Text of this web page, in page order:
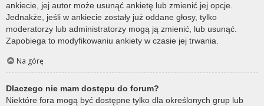
ankiecie, jej autor może usunąć ankietę lub zmienić jej opcje.
Jednakże, jeśli w ankiecie zostały już oddane głosy, tylko
moderatorzy lub administratorzy mogą ją zmienić, lub usunąć.
Zapobiega to modyfikowaniu ankiety w czasie jej trwania.
Na górę
Dlaczego nie mam dostępu do forum?
Niektóre fora mogą być dostępne tylko dla określonych grup lub